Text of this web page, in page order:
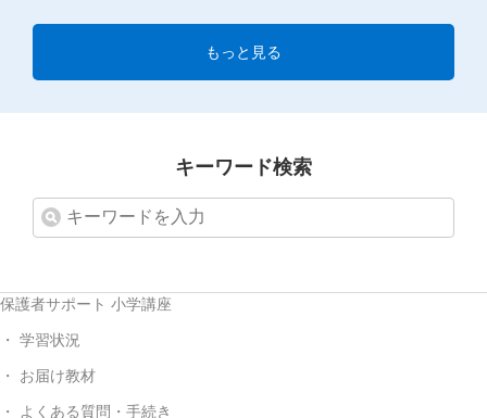
もっと見る
キーワード検索
保護者サポート 小学講座
学習状況
お届け教材
よくある質問・手続き